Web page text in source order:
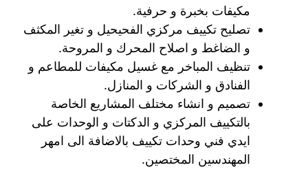
مكيفات بخبرة و حرفية.
تصليح تكييف مركزي الفحيحيل و تغير المكثف
و الضاغط و اصلاح المحرك و المروحة.
تنظيف المباخر مع غسيل مكيفات للمطاعم و
الفنادق و الشركات و المنازل.
تصميم و انشاء مختلف المشاريع الخاصة
بالتكييف المركزي و الدكتات و الوحدات على
ايدي فني وحدات تكييف بالاضافة الى امهر
المهندسين المختصين.